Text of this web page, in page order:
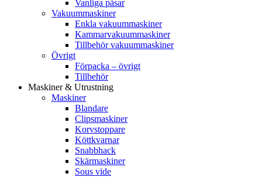
Vanliga påsar
Vakuummaskiner
Enkla vakuummaskiner
Kammarvakuummaskiner
Tillbehör vakuummaskiner
Övrigt
Förpacka – övrigt
Tillbehör
Maskiner & Utrustning
Maskiner
Blandare
Clipsmaskiner
Korvstoppare
Köttkvarnar
Snabbhack
Skärmaskiner
Sous vide